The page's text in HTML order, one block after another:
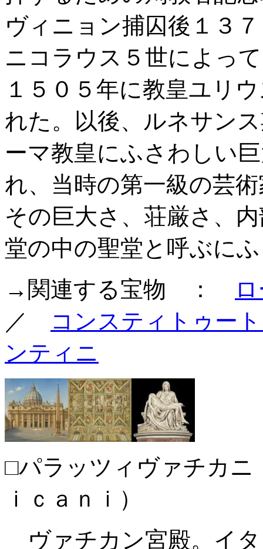
ヴィニョン捕囚後１３
ニコラウス５世によっ
１５０５年に教皇ユリ
れた。以後、ルネサン
ーマ教皇にふさわしい
れ、当時の第一級の芸
その巨大さ、荘厳さ、
堂の中の聖堂と呼ぶに
→関連する宝物 ：
／
コンスティトゥー
ンティニ
□パラッツィヴァチカ
ｉｃａｎｉ）
ヴァチカン宮殿。イ